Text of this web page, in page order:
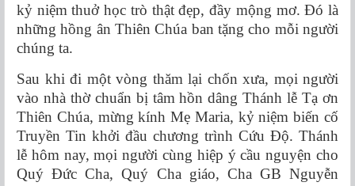
kỷ niệm thuở học trò thật đẹp, đầy mộng mơ. Đó là
những hồng ân Thiên Chúa ban tặng cho mỗi người
chúng ta.
Sau khi đi một vòng thăm lại chốn xưa, mọi người
vào nhà thờ chuẩn bị tâm hồn dâng Thánh lễ Tạ ơn
Thiên Chúa, mừng kính Mẹ Maria, kỷ niệm biến cố
Truyền Tin khởi đầu chương trình Cứu Độ. Thánh
lễ hôm nay, mọi người cùng hiệp ý cầu nguyện cho
Quý Đức Cha, Quý Cha giáo, Cha GB Nguyễn